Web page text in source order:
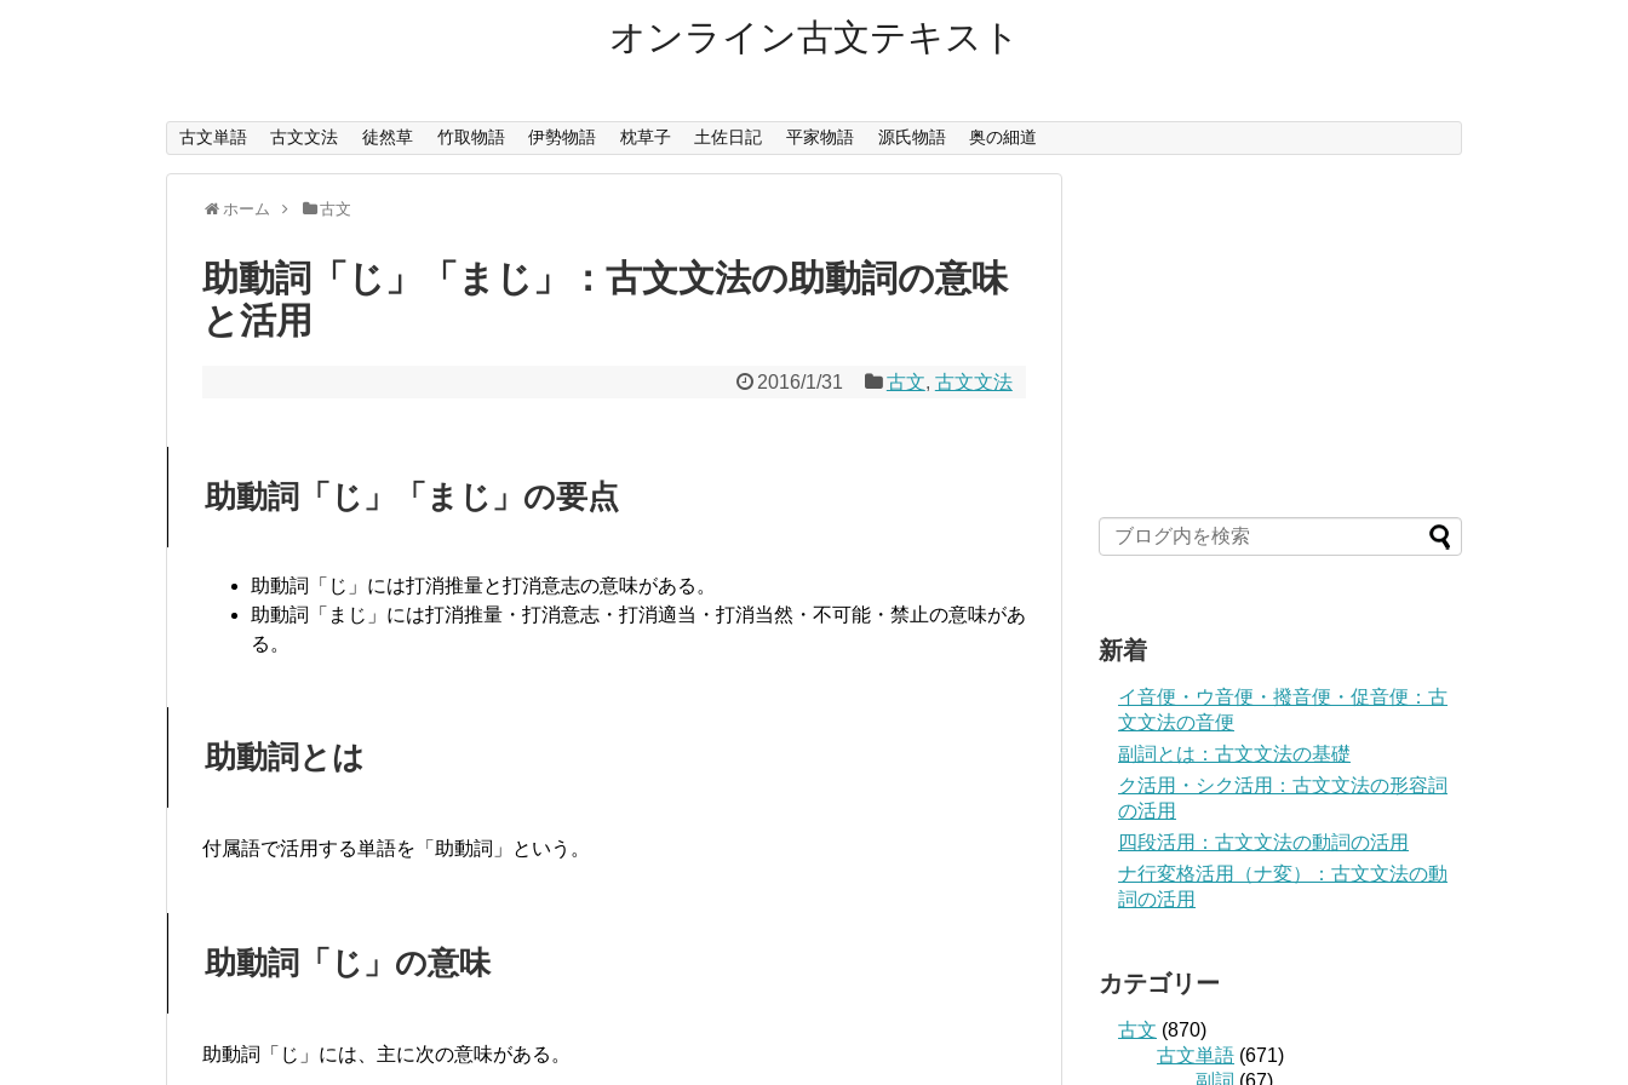
オンライン古文テキスト
古文単語 古文文法 徒然草 竹取物語 伊勢物語 枕草子 土佐日記 平家物語 源氏物語 奥の細道
ホーム 古文
助動詞「じ」「まじ」：古文文法の助動詞の意味
と活用
2016/1/31 古文, 古文文法
助動詞「じ」「まじ」の要点
助動詞「じ」には打消推量と打消意志の意味がある。
助動詞「まじ」には打消推量・打消意志・打消適当・打消当然・不可能・禁止の意味があ
る。
助動詞とは
付属語で活用する単語を「助動詞」という。
助動詞「じ」の意味
助動詞「じ」には、主に次の意味がある。
新着
イ音便・ウ音便・撥音便・促音便：古
文文法の音便
副詞とは：古文文法の基礎
ク活用・シク活用：古文文法の形容詞
の活用
四段活用：古文文法の動詞の活用
ナ行変格活用（ナ変）：古文文法の動
詞の活用
カテゴリー
古文 (870)
古文単語 (671)